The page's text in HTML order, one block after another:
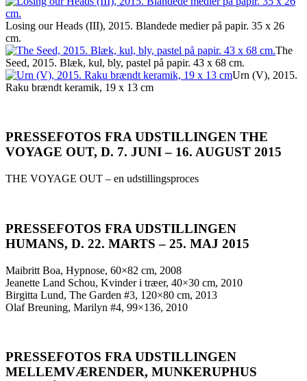
Losing our Heads (III), 2015. Blandede medier på papir. 35 x 26
cm.
The
Seed, 2015. Blæk, kul, bly, pastel på papir. 43 x 68 cm.
Urn (V), 2015.
Raku brændt keramik, 19 x 13 cm
PRESSEFOTOS FRA UDSTILLINGEN THE
VOYAGE OUT, D. 7. JUNI – 16. AUGUST 2015
THE VOYAGE OUT – en udstillingsproces
PRESSEFOTOS FRA UDSTILLINGEN
HUMANS, D. 22. MARTS – 25. MAJ 2015
Maibritt Boa, Hypnose, 60×82 cm, 2008
Jeanette Land Schou, Kvinder i træer, 40×30 cm, 2010
Birgitta Lund, The Garden #3, 120×80 cm, 2013
Olaf Breuning, Marilyn #4, 99×136, 2010
PRESSEFOTOS FRA UDSTILLINGEN
MELLEMVÆRENDER, MUNKERUPHUS